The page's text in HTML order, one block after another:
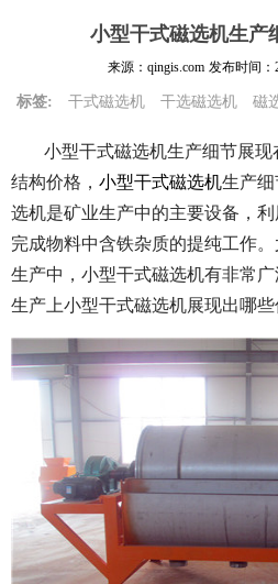
小型干式磁选机生产
来源：qingis.com 发布时间：
标签: 干式磁选机 干选磁选机 磁
小型干式磁选机生产细节展现
结构价格， 小型干式磁选机生产
选机是矿业生产中的主要设备，利
完成物料中含铁杂质的提纯工作
生产中，小型干式磁选机有非常
生产上小型干式磁选机展现出哪些